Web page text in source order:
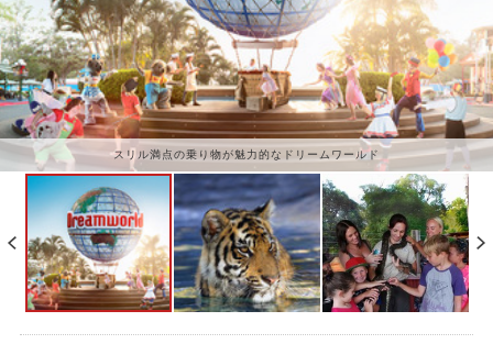
スリル満点の乗り物が魅力的なドリームワールド